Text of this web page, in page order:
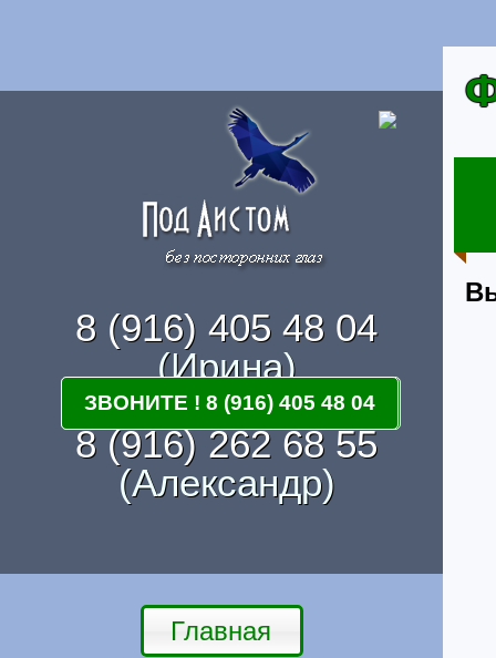
8 (916) 405 48 04
(Ирина)
8 (916) 262 68 55
(Александр)
Главная
ЗВОНИТЕ ! 8 (916) 405-48-04
ЗВОНИТЕ ! 8 (916) 405 48 04